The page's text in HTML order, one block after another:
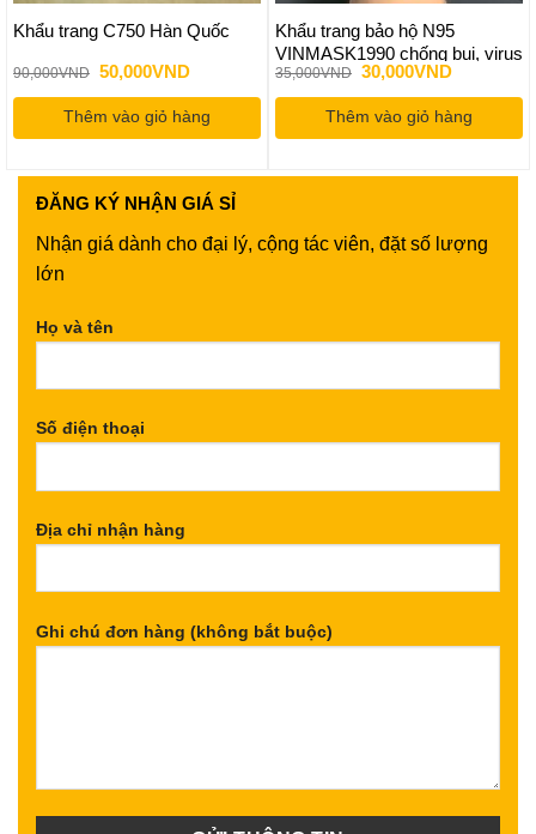
Khẩu trang C750 Hàn Quốc
90,000VND Giá
gốc
là:
90,000VND.
50,000VNDGiá
tại
là:
50,000VND.
Thêm vào giỏ hàng
Khẩu trang bảo hộ N95
VINMASK1990 chống bụi, virus
35,000VND Giá
gốc
là:
35,000VND.
30,000VNDGiá
tại
là:
Thêm vào giỏ hàng
ĐĂNG KÝ NHẬN GIÁ SỈ
Nhận giá dành cho đại lý, cộng tác viên, đặt số lượng
lớn
Họ và tên
Số điện thoại
Địa chỉ nhận hàng
Ghi chú đơn hàng (không bắt buộc)